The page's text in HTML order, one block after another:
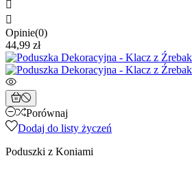


Opinie(0)
44,99 zł
Porównaj
Dodaj do listy życzeń
Poduszki z Koniami